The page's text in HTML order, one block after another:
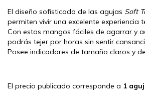
El diseño sofisticado de las agujas Soft
permiten vivir una excelente experiencia
Con estos mangos fáciles de agarrar y
podrás tejer por horas sin sentir
Posee indicadores de tamaño claros y
El precio publicado corresponde a 1